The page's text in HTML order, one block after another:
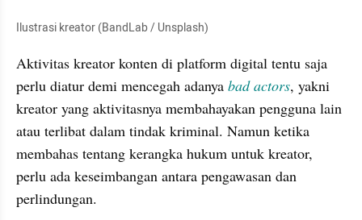
Ilustrasi kreator (BandLab / Unsplash)
Aktivitas kreator konten di platform digital tentu saja
perlu diatur demi mencegah adanya bad actors, yakni
kreator yang aktivitasnya membahayakan pengguna lain
atau terlibat dalam tindak kriminal. Namun ketika
membahas tentang kerangka hukum untuk kreator,
perlu ada keseimbangan antara pengawasan dan
perlindungan.